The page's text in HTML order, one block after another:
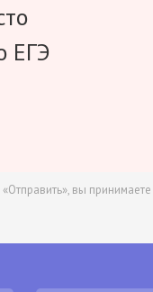
ЕГЭ
вы принимаете